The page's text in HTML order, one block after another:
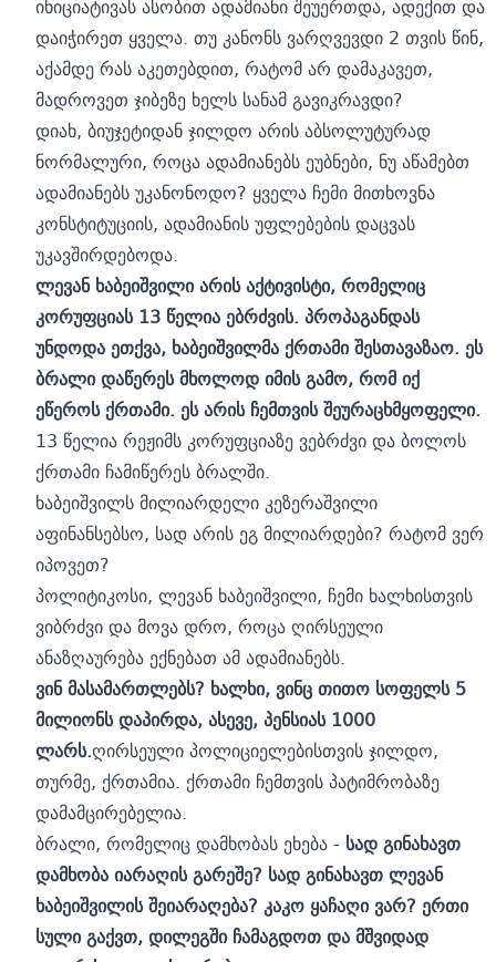
ინიციატივას ასობით ადამიანი შეუერთდა, ადექით და
დაიჭირეთ ყველა. თუ კანონს ვარღვევდი 2 თვის წინ,
აქამდე რას აკეთებდით, რატომ არ დამაკავეთ,
მადროვეთ ჯიბეზე ხელს სანამ გავიკრავდი?
დიახ, ბიუჯეტიდან ჯილდო არის აბსოლუტურად
ნორმალური, როცა ადამიანებს ეუბნები, ნუ აწამებთ
ადამიანებს უკანონოდო? ყველა ჩემი მითხოვნა
კონსტიტუციის, ადამიანის უფლებების დაცვას
უკავშირდებოდა.
ლევან ხაბეიშვილი არის აქტივისტი, რომელიც
კორუფციას 13 წელია ებრძვის. პროპაგანდას
უნდოდა ეთქვა, ხაბეიშვილმა ქრთამი შესთავაზაო. ეს
ბრალი დაწერეს მხოლოდ იმის გამო, რომ იქ
ეწეროს ქრთამი. ეს არის ჩემთვის შეურაცხმყოფელი.
13 წელია რეჟიმს კორუფციაზე ვებრძვი და ბოლოს
ქრთამი ჩამიწერეს ბრალში.
ხაბეიშვილს მილიარდელი კეზერაშვილი
აფინანსებსო, სად არის ეგ მილიარდები? რატომ ვერ
იპოვეთ?
პოლიტიკოსი, ლევან ხაბეიშვილი, ჩემი ხალხისთვის
ვიბრძვი და მოვა დრო, როცა ღირსეული
ანაზღაურება ექნებათ ამ ადამიანებს.
ვინ მასამართლებს? ხალხი, ვინც თითო სოფელს 5
მილიონს დაპირდა, ასევე, პენსიას 1000
ლარს.ღირსეული პოლიციელებისთვის ჯილდო,
თურმე, ქრთამია. ქრთამი ჩემთვის პატიმრობაზე
დამამცირებელია.
ბრალი, რომელიც დამხობას ეხება - სად გინახავთ
დამხობა იარაღის გარეშე? სად გინახავთ ლევან
ხაბეიშვილის შეიარაღება? კაკო ყაჩაღი ვარ? ერთი
სული გაქვთ, დილეგში ჩამაგდოთ და მშვიდად